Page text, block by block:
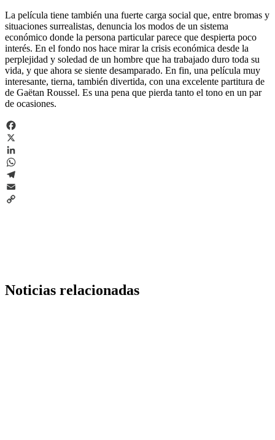
La película tiene también una fuerte carga social que, entre bromas y
situaciones surrealistas, denuncia los modos de un sistema
económico donde la persona particular parece que despierta poco
interés. En el fondo nos hace mirar la crisis económica desde la
perplejidad y soledad de un hombre que ha trabajado duro toda su
vida, y que ahora se siente desamparado. En fin, una película muy
interesante, tierna, también divertida, con una excelente partitura de
de Gaëtan Roussel. Es una pena que pierda tanto el tono en un par
de ocasiones.
Facebook
X
LinkedIn
WhatsApp
Telegram
Email
Noticias relacionadas